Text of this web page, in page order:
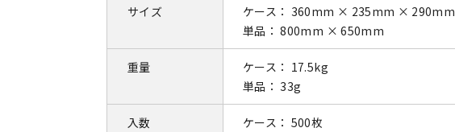
サイズ
ケース： 360mm × 235mm × 290mm
単品： 800mm × 650mm
重量
ケース： 17.5kg
単品： 33g
入数
ケース： 500枚